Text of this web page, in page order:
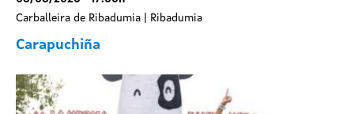
Carballeira de Ribadumia | Ribadumia
Carapuchiña